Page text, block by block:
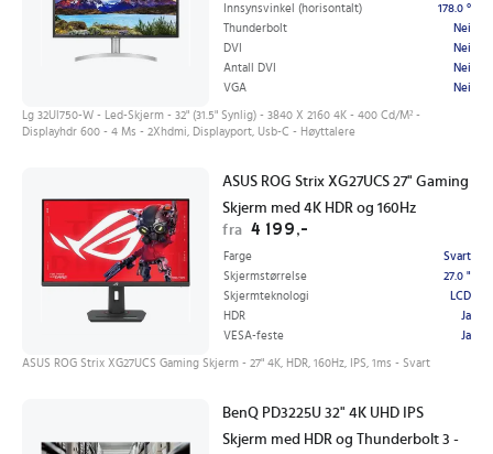
Innsynsvinkel (horisontalt)
178.0 °
Thunderbolt
Nei
DVI
Nei
Antall DVI
Nei
VGA
Nei
Lg 32Ul750-W - Led-Skjerm - 32" (31.5" Synlig) - 3840 X 2160 4K - 400 Cd/M² -
Displayhdr 600 - 4 Ms - 2Xhdmi, Displayport, Usb-C - Høyttalere
ASUS ROG Strix XG27UCS 27" Gaming
Skjerm med 4K HDR og 160Hz
fra 4 199,-
Farge
Svart
Skjermstørrelse
27.0 "
Skjermteknologi
LCD
HDR
Ja
VESA-feste
Ja
ASUS ROG Strix XG27UCS Gaming Skjerm - 27" 4K, HDR, 160Hz, IPS, 1ms - Svart
BenQ PD3225U 32" 4K UHD IPS
Skjerm med HDR og Thunderbolt 3 -